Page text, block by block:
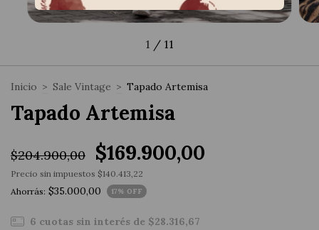
1 / 11
Inicio > Sale Vintage > Tapado Artemisa
Tapado Artemisa
$204.900,00 $169.900,00
Precio sin impuestos $140.413,22
Ahorrás: $35.000,00 17% OFF
6 cuotas sin interés de $28.316,67